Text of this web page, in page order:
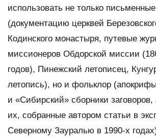
использовать не только
(документацию церквей
Кодинского монастыря, путевые
миссионеров Обдорской миссии
годов), Пинежский летописец,
летопись), но и фольклор
и «Сибирский» сборники заговоров,
их, собранные автором статьи в
Северному Зауралью в 1990-х